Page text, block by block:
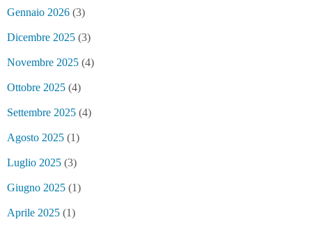
Gennaio 2026 (3)
Dicembre 2025 (3)
Novembre 2025 (4)
Ottobre 2025 (4)
Settembre 2025 (4)
Agosto 2025 (1)
Luglio 2025 (3)
Giugno 2025 (1)
Aprile 2025 (1)